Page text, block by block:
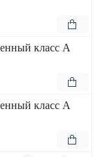
класс А
класс А